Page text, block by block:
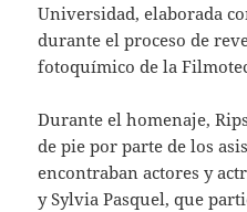
Universidad, elaborada
durante el proceso de
fotoquímico de la
Durante el homenaje,
de pie por parte de los
encontraban actores y
y Sylvia Pasquel, que